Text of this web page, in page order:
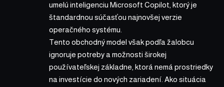
umelú inteligenciu Microsoft Copilot, ktorý je
štandardnou súčasťou najnovšej verzie
operačného systému.
Tento obchodný model však podľa žalobcu
ignoruje potreby a možnosti širokej
používateľskej základne, ktorá nemá prostriedky
na investície do nových zariadení. Ako situácia